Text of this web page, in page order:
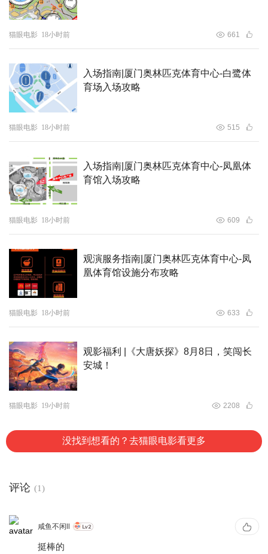
探索与发展注入新的活力！
别放映，7月10日至12日将开启限定影城超前点映！
猫眼电影 18小时前 661
入场指南|厦门奥林匹克体育中心-白鹭体
育场入场攻略
猫眼电影 18小时前 515
入场指南|厦门奥林匹克体育中心-凤凰体
育馆入场攻略
猫眼电影 18小时前 609
观演服务指南|厦门奥林匹克体育中心-凤
凰体育馆设施分布攻略
猫眼电影 18小时前 633
观影福利 |《大唐妖探》8月8日，笑闯长
安城！
猫眼电影 19小时前 2208
没找到想看的？去猫眼电影看更多
评论 (1)
咸鱼不闲ll
挺棒的